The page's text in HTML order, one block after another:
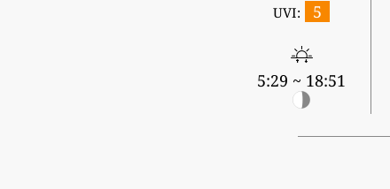
UVI: 5
5:29 ~ 18:51